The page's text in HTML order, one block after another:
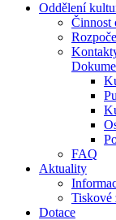
Oddělení
Činnost
FAQ
Aktuality
Tiskové
Dotace